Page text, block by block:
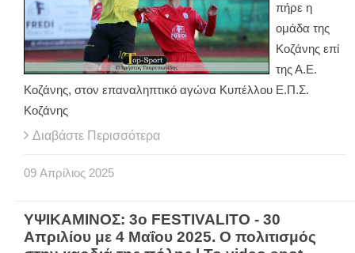
πήρε η
ομάδα της
Κοζάνης επί
της Α.Ε.
Κοζάνης, στον επαναληπτικό αγώνα Κυπέλλου Ε.Π.Σ.
Κοζάνης
Διαβάστε Περισσότερα
09 Απρίλιος 2025
ΥΨΙΚΑΜΙΝΟΣ: 3o FESTIVALITO - 30
Απριλίου με 4 Μαΐου 2025. Ο πολιτισμός